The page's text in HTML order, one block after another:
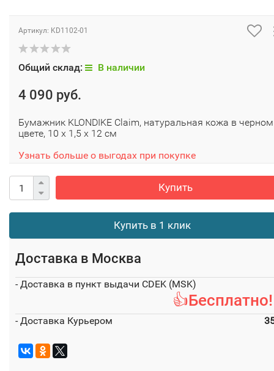
Артикул: KD1102-01
Общий склад: В наличии
4 090 руб.
Бумажник KLONDIKE Claim, натуральная кожа в черном
цвете, 10 х 1,5 х 12 см
Узнать больше о выгодах при покупке
Купить
Купить в 1 клик
Доставка в Москва
- Доставка в пункт выдачи CDEK (MSK)
- Доставка Курьером